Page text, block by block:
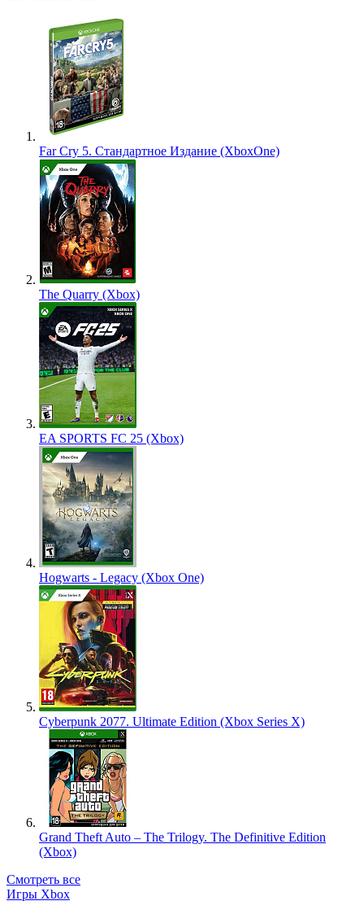
Far Cry 5. Стандартное Издание (XboxOne)
The Quarry (Xbox)
EA SPORTS FC 25 (Xbox)
Hogwarts - Legacy (Xbox One)
Cyberpunk 2077. Ultimate Edition (Xbox Series X)
Grand Theft Auto – The Trilogy. The Definitive Edition
(Xbox)
Смотреть все
Игры Xbox